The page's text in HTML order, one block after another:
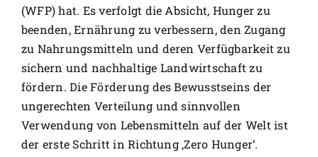
(WFP) hat. Es verfolgt die Absicht, Hunger zu
beenden, Ernährung zu verbessern, den Zugang
zu Nahrungsmitteln und deren Verfügbarkeit zu
sichern und nachhaltige Landwirtschaft zu
fördern. Die Förderung des Bewusstseins der
ungerechten Verteilung und sinnvollen
Verwendung von Lebensmitteln auf der Welt ist
der erste Schritt in Richtung ‚Zero Hunger‘.